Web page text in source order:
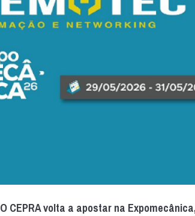
O CEPRA volta a apostar na